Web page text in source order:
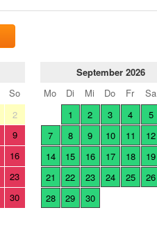
So
2
9
16
23
30
September 2026
Mo
Di Mi Do Fr Sa
1
2 3 4 5
7
8 9 10 11 12
14
15 16 17 18 19
21
22 23 24 25 26
28
29 30